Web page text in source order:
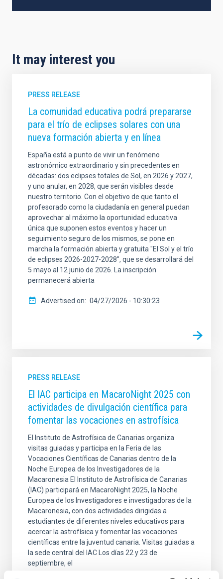
It may interest you
PRESS RELEASE
La comunidad educativa podrá prepararse
para el trío de eclipses solares con una
nueva formación abierta y en línea
España está a punto de vivir un fenómeno
astronómico extraordinario y sin precedentes en
décadas: dos eclipses totales de Sol, en 2026 y 2027,
y uno anular, en 2028, que serán visibles desde
nuestro territorio. Con el objetivo de que tanto el
profesorado como la ciudadanía en general puedan
aprovechar al máximo la oportunidad educativa
única que suponen estos eventos y hacer un
seguimiento seguro de los mismos, se pone en
marcha la formación abierta y gratuita "El Sol y el trío
de eclipses 2026-2027-2028", que se desarrollará del
5 mayo al 12 junio de 2026. La inscripción
permanecerá abierta
Advertised on 04/27/2026 - 10:30:23
PRESS RELEASE
El IAC participa en MacaroNight 2025 con
actividades de divulgación científica para
fomentar las vocaciones en astrofísica
El Instituto de Astrofísica de Canarias organiza
visitas guiadas y participa en la Feria de las
Vocaciones Científicas de Canarias dentro de la
Noche Europea de los Investigadores de la
Macaronesia El Instituto de Astrofísica de Canarias
(IAC) participará en MacaroNight 2025, la Noche
Europea de los Investigadores e investigadoras de la
Macaronesia, con dos actividades dirigidas a
estudiantes de diferentes niveles educativos para
acercar la astrofísica y fomentar las vocaciones
científicas entre la juventud canaria. Visitas guiadas a
la sede central del IAC Los días 22 y 23 de
septiembre, el